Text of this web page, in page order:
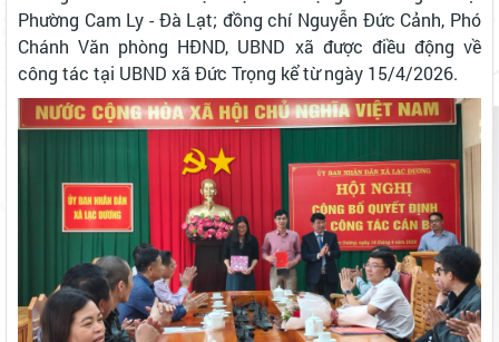
Phường Cam Ly - Đà Lạt; đồng chí Nguyễn Đức Cảnh, Phó
Chánh Văn phòng HĐND, UBND xã được điều động về
công tác tại UBND xã Đức Trọng kể từ ngày 15/4/2026.